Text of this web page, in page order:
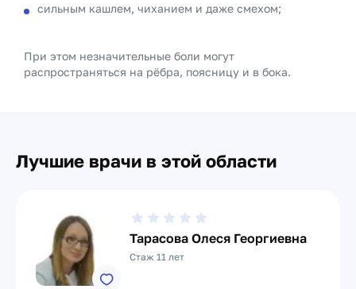
сильным кашлем, чиханием и даже смехом;
При этом незначительные боли могут
распространяться на рёбра, поясницу и в бока.
Лучшие врачи в этой области
Тарасова Олеся Георгиевна
Стаж 11 лет